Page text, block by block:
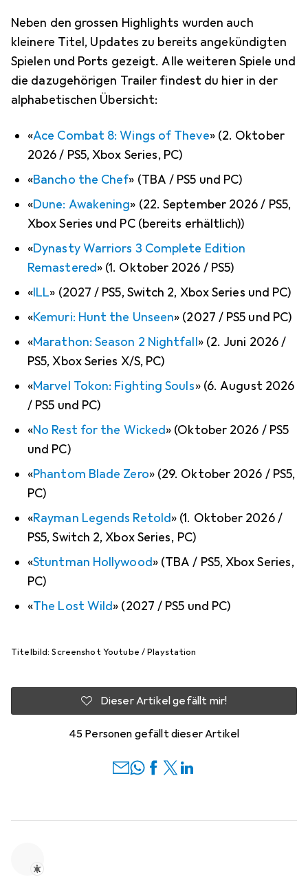
Neben den grossen Highlights wurden auch
kleinere Titel, Updates zu bereits angekündigten
Spielen und Ports gezeigt. Alle weiteren Spiele und
die dazugehörigen Trailer findest du hier in der
alphabetischen Übersicht:
«Ace Combat 8: Wings of Theve» (2. Oktober
2026 / PS5, Xbox Series, PC)
«Bancho the Chef» (TBA / PS5 und PC)
«Dune: Awakening» (22. September 2026 / PS5,
Xbox Series und PC (bereits erhältlich))
«Dynasty Warriors 3 Complete Edition
Remastered» (1. Oktober 2026 / PS5)
«ILL» (2027 / PS5, Switch 2, Xbox Series und PC)
«Kemuri: Hunt the Unseen» (2027 / PS5 und PC)
«Marathon: Season 2 Nightfall» (2. Juni 2026 /
PS5, Xbox Series X/S, PC)
«Marvel Tokon: Fighting Souls» (6. August 2026
/ PS5 und PC)
«No Rest for the Wicked» (Oktober 2026 / PS5
und PC)
«Phantom Blade Zero» (29. Oktober 2026 / PS5,
PC)
«Rayman Legends Retold» (1. Oktober 2026 /
PS5, Switch 2, Xbox Series, PC)
«Stuntman Hollywood» (TBA / PS5, Xbox Series,
PC)
«The Lost Wild» (2027 / PS5 und PC)
Titelbild: Screenshot Youtube / Playstation
Dieser Artikel gefällt mir!
45 Personen gefällt dieser Artikel